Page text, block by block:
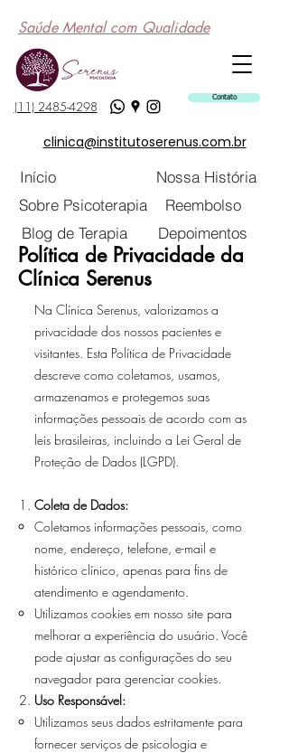
Saúde Mental com Qualidade
(11) 2485-4298
Contato
clinica@institutoserenus.com.br
Início
Sobre Psicoterapia
Blog de Terapia
Nossa História
Reembolso
Depoimentos
Política de Privacidade da
Clínica Serenus
Na Clínica Serenus, valorizamos a
privacidade dos nossos pacientes e
visitantes. Esta Política de Privacidade
descreve como coletamos, usamos,
armazenamos e protegemos suas
informações pessoais de acordo com as
leis brasileiras, incluindo a Lei Geral de
Proteção de Dados (LGPD).
Coleta de Dados:
Coletamos informações pessoais, como
nome, endereço, telefone, e-mail e
histórico clínico, apenas para fins de
atendimento e agendamento.
Utilizamos cookies em nosso site para
melhorar a experiência do usuário. Você
pode ajustar as configurações do seu
navegador para gerenciar cookies.
Uso Responsável:
Utilizamos seus dados estritamente para
fornecer serviços de psicologia e